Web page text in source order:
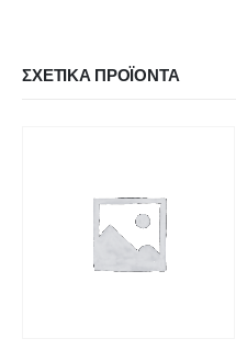
ΣΧΕΤΙΚΆ ΠΡΟΪΌΝΤΑ